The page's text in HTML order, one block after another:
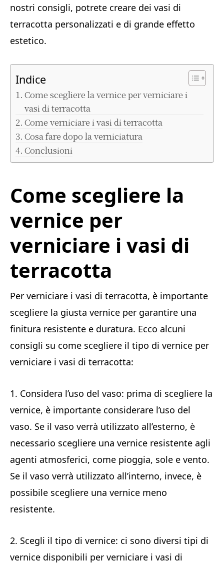
nostri consigli, potrete creare dei vasi di
terracotta personalizzati e di grande effetto
estetico.
Indice
Come scegliere la vernice per verniciare i
vasi di terracotta
Come verniciare i vasi di terracotta
Cosa fare dopo la verniciatura
Conclusioni
Come scegliere la
vernice per
verniciare i vasi di
terracotta
Per verniciare i vasi di terracotta, è importante
scegliere la giusta vernice per garantire una
finitura resistente e duratura. Ecco alcuni
consigli su come scegliere il tipo di vernice per
verniciare i vasi di terracotta:
1. Considera l’uso del vaso: prima di scegliere la
vernice, è importante considerare l’uso del
vaso. Se il vaso verrà utilizzato all’esterno, è
necessario scegliere una vernice resistente agli
agenti atmosferici, come pioggia, sole e vento.
Se il vaso verrà utilizzato all’interno, invece, è
possibile scegliere una vernice meno
resistente.
2. Scegli il tipo di vernice: ci sono diversi tipi di
vernice disponibili per verniciare i vasi di